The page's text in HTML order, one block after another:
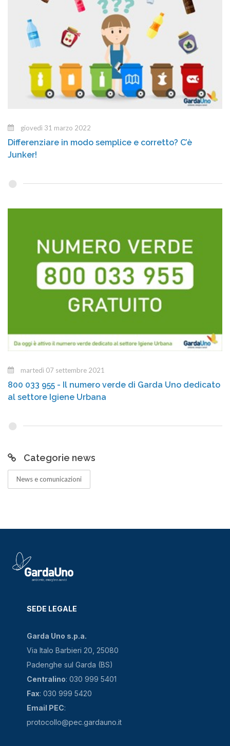
giovedì 31 marzo 2022
Differenziare in modo semplice e corretto? C’è
Junker!
martedì 07 settembre 2021
800 033 955 - Il numero verde di Garda Uno dedicato
al settore Igiene Urbana
Categorie news
News e comunicazioni
SEDE LEGALE
Garda Uno s.p.a.
Via Italo Barbieri 20, 25080
Padenghe sul Garda (BS)
Centralino: 030 999 5401
Fax: 030 999 5420
Email PEC:
protocollo@pec.gardauno.it